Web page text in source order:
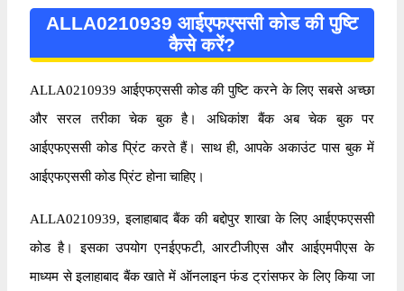
ALLA0210939 आईएफएससी कोड की पुष्टि
कैसे करें?
ALLA0210939 आईएफएससी कोड की पुष्टि करने के लिए सबसे अच्छा
और सरल तरीका चेक बुक है। अधिकांश बैंक अब चेक बुक पर
आईएफएससी कोड प्रिंट करते हैं। साथ ही, आपके अकाउंट पास बुक में
आईएफएससी कोड प्रिंट होना चाहिए।
ALLA0210939, इलाहाबाद बैंक की बद्दोपुर शाखा के लिए आईएफएससी
कोड है। इसका उपयोग एनईएफटी, आरटीजीएस और आईएमपीएस के
माध्यम से इलाहाबाद बैंक खाते में ऑनलाइन फंड ट्रांसफर के लिए किया जा